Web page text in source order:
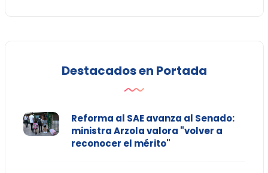
Destacados en Portada
Reforma al SAE avanza al Senado:
ministra Arzola valora "volver a
reconocer el mérito"